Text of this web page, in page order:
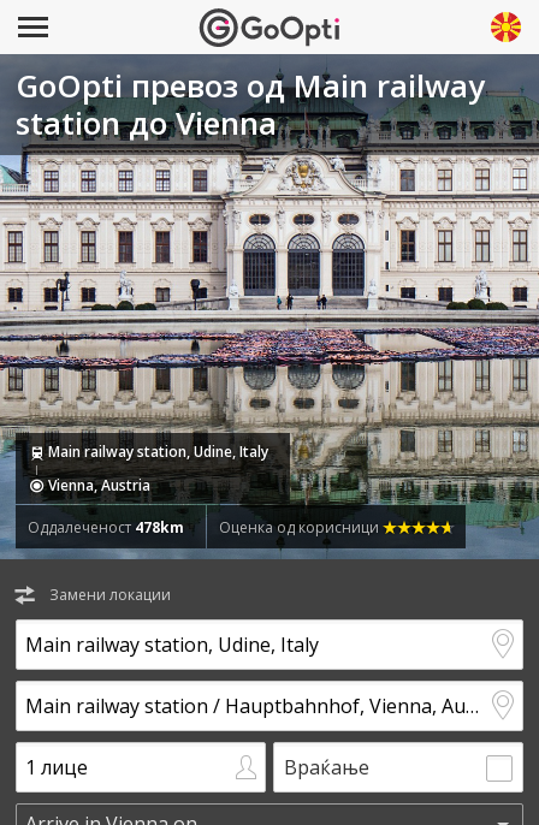
GoOpti превоз од Main railway
station до Vienna
Main railway station, Udine, Italy
Vienna, Austria
Оддалеченост 478km Оценка од корисници
Замени локации
Враќање